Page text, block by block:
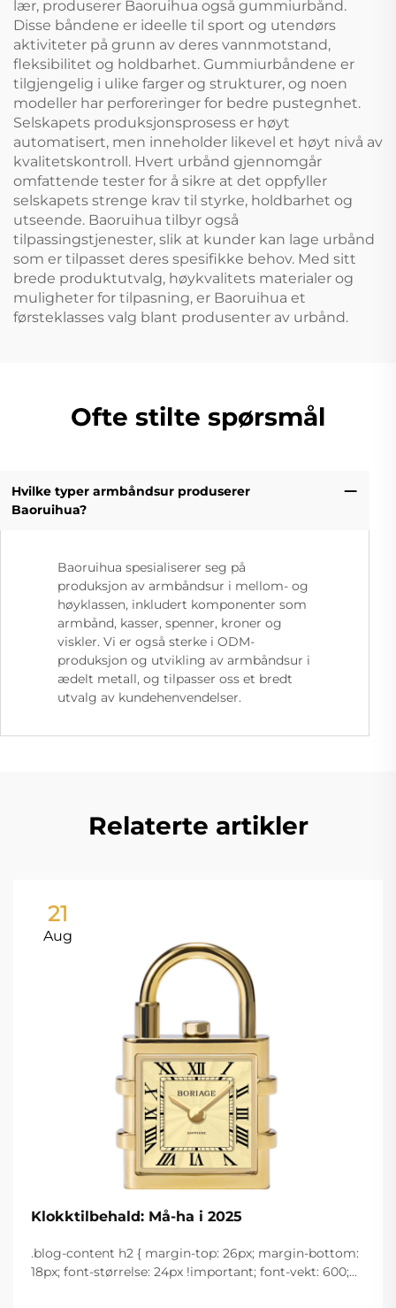
lær, produserer Baoruihua også gummiurbånd.
Disse båndene er ideelle til sport og utendørs
aktiviteter på grunn av deres vannmotstand,
fleksibilitet og holdbarhet. Gummiurbåndene er
tilgjengelig i ulike farger og strukturer, og noen
modeller har perforeringer for bedre pustegnhet.
Selskapets produksjonsprosess er høyt
automatisert, men inneholder likevel et høyt nivå av
kvalitetskontroll. Hvert urbånd gjennomgår
omfattende tester for å sikre at det oppfyller
selskapets strenge krav til styrke, holdbarhet og
utseende. Baoruihua tilbyr også
tilpassingstjenester, slik at kunder kan lage urbånd
som er tilpasset deres spesifikke behov. Med sitt
brede produktutvalg, høykvalitets materialer og
muligheter for tilpasning, er Baoruihua et
førsteklasses valg blant produsenter av urbånd.
Ofte stilte spørsmål
Hvilke typer armbåndsur produserer
Baoruihua?
Baoruihua spesialiserer seg på
produksjon av armbåndsur i mellom- og
høyklassen, inkludert komponenter som
armbånd, kasser, spenner, kroner og
viskler. Vi er også sterke i ODM-
produksjon og utvikling av armbåndsur i
ædelt metall, og tilpasser oss et bredt
utvalg av kundehenvendelser.
Relaterte artikler
21
Aug
Klokktilbehald: Må-ha i 2025
.blog-content h2 { margin-top: 26px; margin-bottom:
18px; font-størrelse: 24px !important; font-vekt: 600;